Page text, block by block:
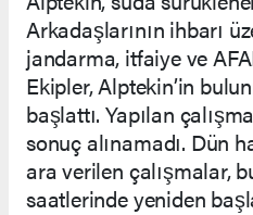
Arkadaşlarının ihbarı
jandarma, itfaiye ve
Ekipler, Alptekin’in
başlattı. Yapılan
sonuç alınamadı. Dün
ara verilen çalışmalar,
saatlerinde yeniden